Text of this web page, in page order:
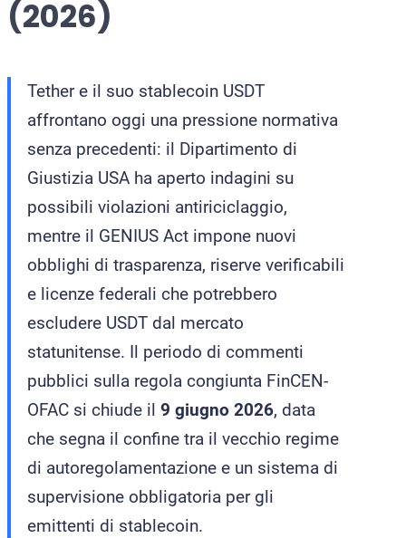
Protezione dall’estradizione
Estradizione e Difesa
Estradizione tra Italia e
Estradizione tra Italia e
Estradizione tra
Mandato d’arresto
Avvocato presso la Corte
Crimini economici e
Prevenzione del riciclaggio
(2026)
Tether e il suo stablecoin USDT
affrontano oggi una pressione normativa
senza precedenti: il Dipartimento di
Giustizia USA ha aperto indagini su
possibili violazioni antiriciclaggio,
mentre il GENIUS Act impone nuovi
obblighi di trasparenza, riserve verificabili
e licenze federali che potrebbero
escludere USDT dal mercato
statunitense. Il periodo di commenti
pubblici sulla regola congiunta FinCEN-
OFAC si chiude il 9 giugno 2026, data
che segna il confine tra il vecchio regime
di autoregolamentazione e un sistema di
supervisione obbligatoria per gli
emittenti di stablecoin.